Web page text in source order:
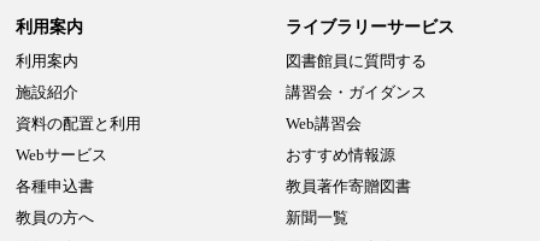
利用案内
利用案内
施設紹介
資料の配置と利用
Webサービス
各種申込書
教員の方へ
ライブラリーサービス
図書館員に質問する
講習会・ガイダンス
Web講習会
おすすめ情報源
教員著作寄贈図書
新聞一覧